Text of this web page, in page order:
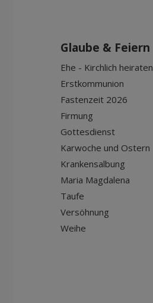
Glaube & Feiern
Ehe - Kirchlich heiraten
Erstkommunion
Fastenzeit 2026
Firmung
Gottesdienst
Karwoche und Ostern
Krankensalbung
Maria Magdalena
Taufe
Versöhnung
Weihe